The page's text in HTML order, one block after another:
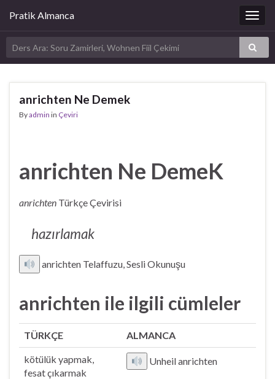
Pratik Almanca
anrichten Ne Demek
Byadmin in Çeviri
anrichten Ne DemeK
anrichten Türkçe Çevirisi
hazırlamak
anrichten Telaffuzu, Sesli Okunuşu
anrichten ile ilgili cümleler
TÜRKÇE ALMANCA
kötülük yapmak,
fesat çıkarmak
Unheil anrichten